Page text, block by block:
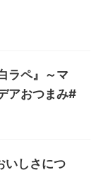
ラペ』～マ
アおつまみ#
いしさにつ